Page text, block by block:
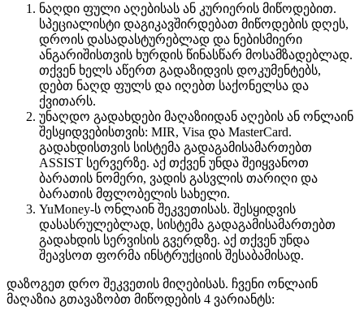
ნაღდი ფული აღებისას ან კურიერის მიწოდებით.
სპეციალისტი დაგიკავშირდებათ მიწოდების დღეს,
დროის დასადასტურებლად და ნებისმიერი
ანგარიშისთვის ხურდის წინასწარ მოსამზადებლად.
თქვენ ხელს აწერთ გადაზიდვის დოკუმენტებს,
დებთ ნაღდ ფულს და იღებთ საქონელსა და
ქვითარს.
უნაღდო გადახდები მაღაზიიდან აღების ან ონლაინ
შესყიდვებისთვის: MIR, Visa და MasterCard.
გადახდისთვის სისტემა გადაგამისამართებთ
ASSIST სერვერზე. აქ თქვენ უნდა შეიყვანოთ
ბარათის ნომერი, ვადის გასვლის თარიღი და
ბარათის მფლობელის სახელი.
YuMoney-ს ონლაინ შეკვეთისას. შესყიდვის
დასასრულებლად, სისტემა გადაგამისამართებთ
გადახდის სერვისის გვერდზე. აქ თქვენ უნდა
შეავსოთ ფორმა ინსტრუქციის შესაბამისად.
დაზოგეთ დრო შეკვეთის მიღებისას. ჩვენი ონლაინ
მაღაზია გთავაზობთ მიწოდების 4 ვარიანტს: